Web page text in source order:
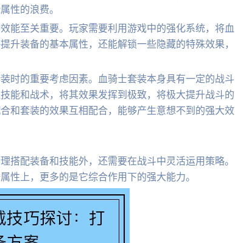
性的浪费。
能至关重要。玩家需要利用游戏中的强化系统，将血
升装备的基本属性，还能解锁一些隐藏的特殊效果，
时的重要考虑因素。血骑士套装本身具有一定的战斗
能和战术，将其效果发挥到极致，将极大提升战斗的
和套装的效果互相配合，能够产生意想不到的强大效
搭配装备和技能外，还需要在战斗中灵活运用策略。
性上，更多的是它综合作用下的强大能力。